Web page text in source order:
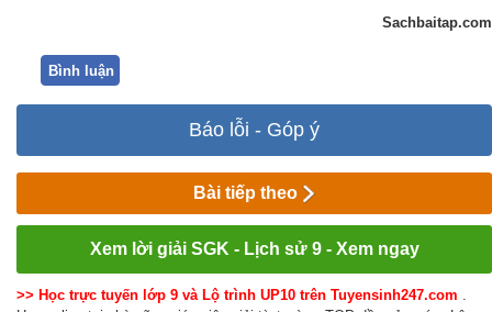
Sachbaitap.com
Bình luận
Báo lỗi - Góp ý
Bài tiếp theo
Xem lời giải SGK - Lịch sử 9 - Xem ngay
>> Học trực tuyến lớp 9 và Lộ trình UP10 trên Tuyensinh247.com .